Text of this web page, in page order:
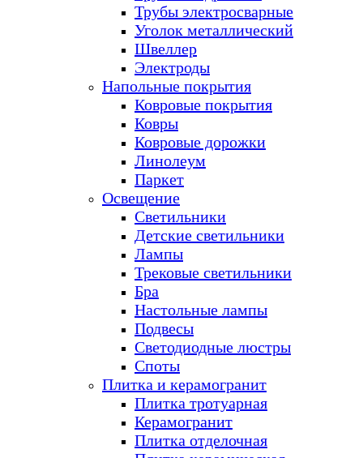
Трубы электросварные
Уголок металлический
Швеллер
Электроды
Напольные покрытия
Ковровые покрытия
Ковры
Ковровые дорожки
Линолеум
Паркет
Освещение
Светильники
Детские светильники
Лампы
Трековые светильники
Бра
Настольные лампы
Подвесы
Светодиодные люстры
Споты
Плитка и керамогранит
Плитка тротуарная
Керамогранит
Плитка отделочная